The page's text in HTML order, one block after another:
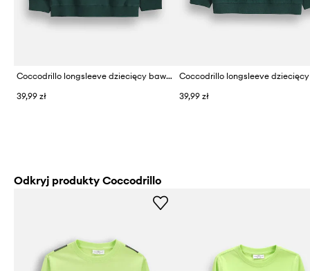
Coccodrillo longsleeve dziecięcy bawełniany
39,99 zł
39,99 zł
Odkryj produkty Coccodrillo